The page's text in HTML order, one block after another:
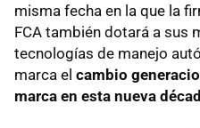
misma fecha en la que la
FCA también dotará a sus
tecnologías de manejo
marca el cambio
marca en esta nueva